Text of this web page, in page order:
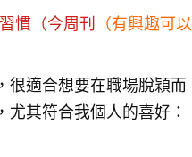
慣（今周刊 （有興趣可以
很適合想要在職場脫穎而
其符合我個人的喜好：